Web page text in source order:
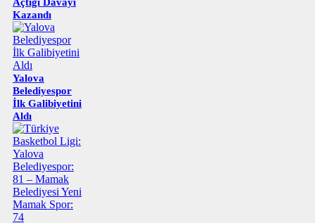
Kazandı
Yalova
Belediyespor
İlk Galibiyetini
Aldı